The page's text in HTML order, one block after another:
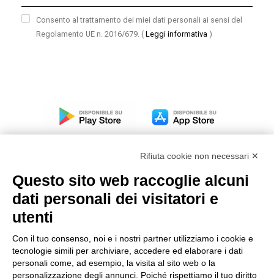
Consento al trattamento dei miei dati personali ai sensi del
Regolamento UE n. 2016/679. ( Leggi informativa )
Modello organizzativo, gestione e controllo – D. lgs.
Condizioni generali di vendita DKC Europe
Condizioni generali di vendita DKC Power Solutions
Condizioni generali di acquisto
Rifiuta cookie non necessari ✕
Questo sito web raccoglie alcuni
dati personali dei visitatori e
utenti
Con il tuo consenso, noi e i nostri partner utilizziamo i cookie e
tecnologie simili per archiviare, accedere ed elaborare i dati
personali come, ad esempio, la visita al sito web o la
personalizzazione degli annunci. Poiché rispettiamo il tuo diritto